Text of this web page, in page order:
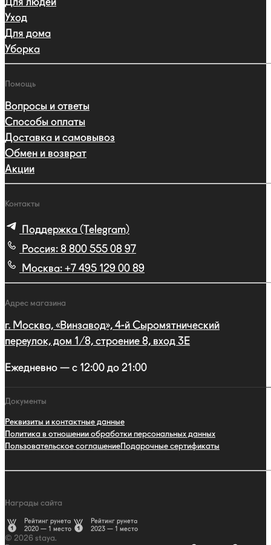
Для людей
Уход
Для дома
Уборка
Помощь
Вопросы и ответы
Способы оплаты
Доставка и самовывоз
Обмен и возврат
Акции
Контакты
Поддержка (Telegram)
Россия: 8 800 555 08 97
Москва: +7 495 129 00 89
Адрес магазина
г. Москва, «Винзавод», 4-й Сыромятнический
переулок, дом 1/8, строение 8, вход 3E
Ежедневно — с 12:00 до 21:00
Документы
Реквизиты и контактные данные
Политика в отношении обработки персональных данных
Пользовательское соглашениеПодарочные сертификаты
Награды сайта
Рейтинг рунета
2020 — 1 место
Рейтинг рунета
2023 — 1 место
© 2026 staya.